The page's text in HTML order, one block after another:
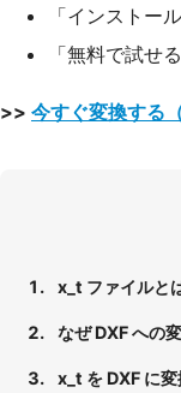
「インストー
「無料で試せ
>> 今すぐ変換する
x_t ファイルと
なぜ DXF への
x_t を DXF に